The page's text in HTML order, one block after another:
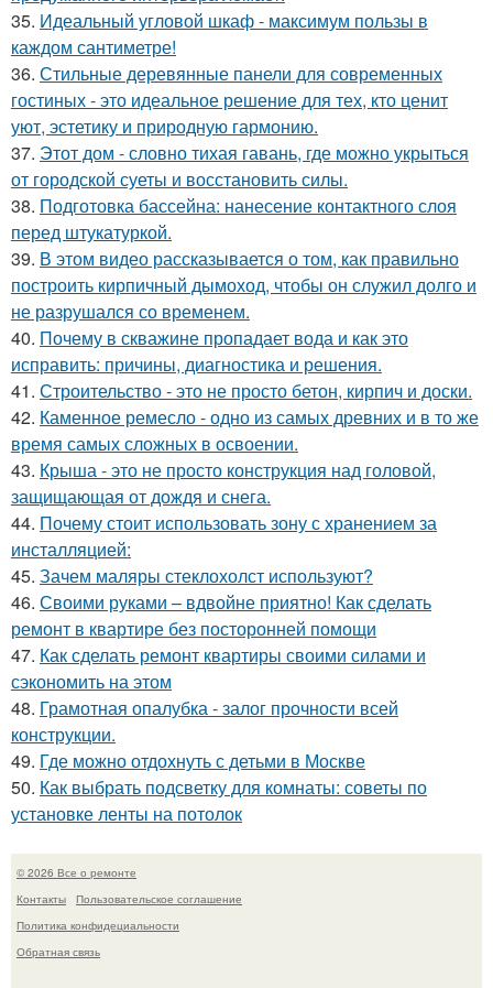
35. Идеальный угловой шкаф - максимум пользы в
каждом сантиметре!
36. Стильные деревянные панели для современных
гостиных - это идеальное решение для тех, кто ценит
уют, эстетику и природную гармонию.
37. Этот дом - словно тихая гавань, где можно укрыться
от городской суеты и восстановить силы.
38. Подготовка бассейна: нанесение контактного слоя
перед штукатуркой.
39. В этом видео рассказывается о том, как правильно
построить кирпичный дымоход, чтобы он служил долго и
не разрушался со временем.
40. Почему в скважине пропадает вода и как это
исправить: причины, диагностика и решения.
41. Строительство - это не просто бетон, кирпич и доски.
42. Каменное ремесло - одно из самых древних и в то же
время самых сложных в освоении.
43. Крыша - это не просто конструкция над головой,
защищающая от дождя и снега.
44. Почему стоит использовать зону с хранением за
инсталляцией:
45. Зачем маляры стеклохолст используют?
46. Своими руками – вдвойне приятно! Как сделать
ремонт в квартире без посторонней помощи
47. Как сделать ремонт квартиры своими силами и
сэкономить на этом
48. Грамотная опалубка - залог прочности всей
конструкции.
49. Где можно отдохнуть с детьми в Москве
50. Как выбрать подсветку для комнаты: советы по
установке ленты на потолок
© 2026 Все о ремонте
Контакты
Пользовательское соглашение
Политика конфидециальности
Обратная связь